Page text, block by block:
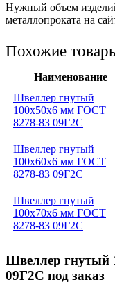
Нужный объем
металлопроката на
Похожие
Наименование
Швеллер гнутый
100x50x6 мм ГОСТ
8278-83 09Г2С
Швеллер гнутый
100x60x6 мм ГОСТ
8278-83 09Г2С
Швеллер гнутый
100x70x6 мм ГОСТ
8278-83 09Г2С
Швеллер гнутый
09Г2С под заказ